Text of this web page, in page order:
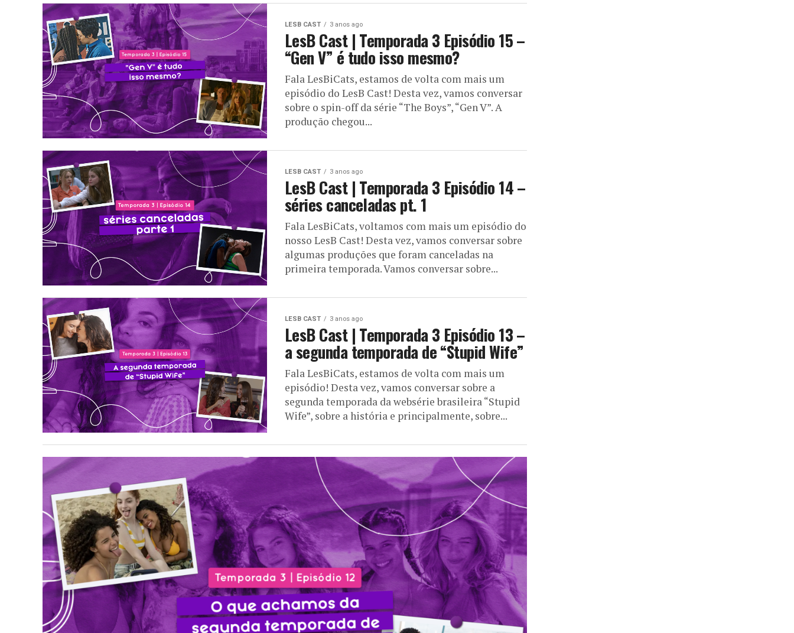
LESB CAST 3 anos ago
LesB Cast | Temporada 3 Episódio 15 –
“Gen V” é tudo isso mesmo?
Fala LesBiCats, estamos de volta com mais um
episódio do LesB Cast! Desta vez, vamos conversar
sobre o spin-off da série “The Boys”, “Gen V”. A
produção chegou...
LESB CAST 3 anos ago
LesB Cast | Temporada 3 Episódio 14 –
séries canceladas pt. 1
Fala LesBiCats, voltamos com mais um episódio do
nosso LesB Cast! Desta vez, vamos conversar sobre
algumas produções que foram canceladas na
primeira temporada. Vamos conversar sobre...
LESB CAST 3 anos ago
LesB Cast | Temporada 3 Episódio 13 –
a segunda temporada de “Stupid Wife”
Fala LesBiCats, estamos de volta com mais um
episódio! Desta vez, vamos conversar sobre a
segunda temporada da websérie brasileira “Stupid
Wife”, sobre a história e principalmente, sobre...